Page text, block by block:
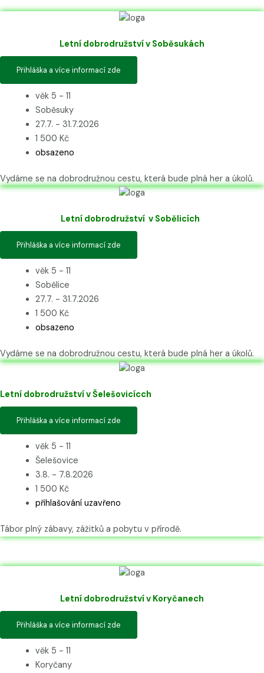
Letní dobrodružství v Soběsukách
Přihláška a více informací zde
věk 5 - 11
Soběsuky
27.7. - 31.7.2026
1 500 Kč
obsazeno
Vydáme se na dobrodružnou cestu, která bude plná her a úkolů.
Letní dobrodružství v Sobělicích
Přihláška a více informací zde
věk 5 - 11
Sobělice
27.7. - 31.7.2026
1 500 Kč
obsazeno
Vydáme se na dobrodružnou cestu, která bude plná her a úkolů.
Letní dobrodružství v Šelešovicícch
Přihláška a více informací zde
věk 5 - 11
Šelešovice
3.8. - 7.8.2026
1 500 Kč
přihlašování uzavřeno
Tábor plný zábavy, zážitků a pobytu v přírodě.
Letní dobrodružství v Koryčanech
Přihláška a více informací zde
věk 5 - 11
Koryčany